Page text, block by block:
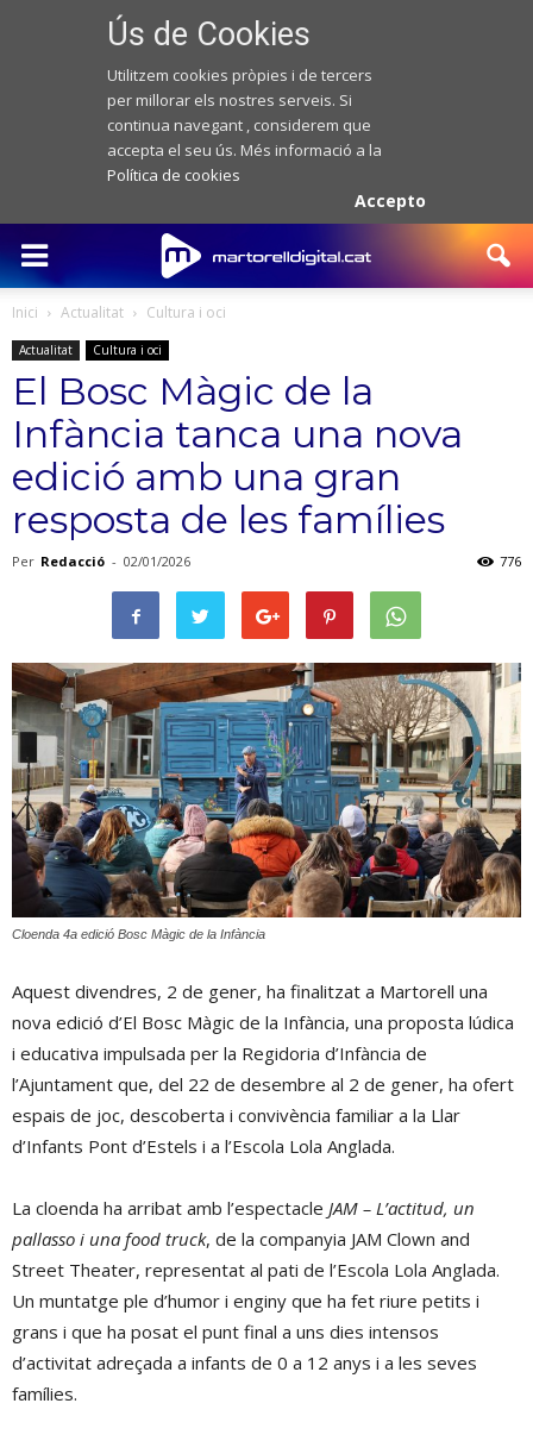
Ús de Cookies
Utilitzem cookies pròpies i de tercers
per millorar els nostres serveis. Si
continua navegant , considerem que
accepta el seu ús. Més informació a la
Política de cookies
Accepto
Inici Actualitat Cultura i oci
Actualitat Cultura i oci
El Bosc Màgic de la
Infància tanca una nova
edició amb una gran
resposta de les famílies
Per Redacció - 02/01/2026 776
Cloenda 4a edició Bosc Màgic de la Infància
Aquest divendres, 2 de gener, ha finalitzat a Martorell una
nova edició d’El Bosc Màgic de la Infància, una proposta lúdica
i educativa impulsada per la Regidoria d’Infància de
l’Ajuntament que, del 22 de desembre al 2 de gener, ha ofert
espais de joc, descoberta i convivència familiar a la Llar
d’Infants Pont d’Estels i a l’Escola Lola Anglada.
La cloenda ha arribat amb l’espectacle JAM – L’actitud, un
pallasso i una food truck, de la companyia JAM Clown and
Street Theater, representat al pati de l’Escola Lola Anglada.
Un muntatge ple d’humor i enginy que ha fet riure petits i
grans i que ha posat el punt final a uns dies intensos
d’activitat adreçada a infants de 0 a 12 anys i a les seves
famílies.